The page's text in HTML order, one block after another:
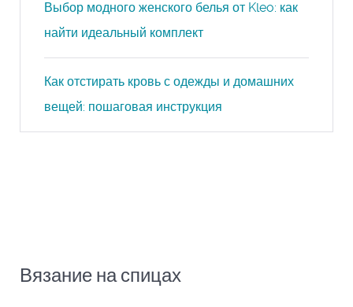
Выбор модного женского белья от Kleo: как
найти идеальный комплект
Как отстирать кровь с одежды и домашних
вещей: пошаговая инструкция
Вязание на спицах